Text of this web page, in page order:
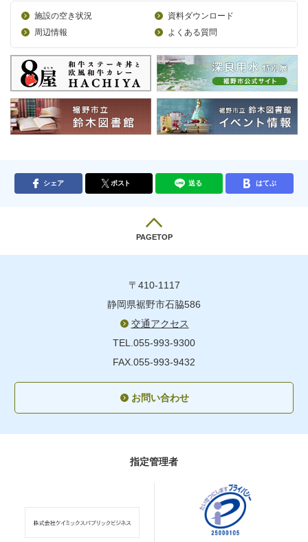
施設の空き状況
資料ダウンロード
周辺情報
よくある質問
シェア ポスト 送る はてぶ
PAGETOP
〒410-1117
静岡県裾野市石脇586
交通アクセス
TEL.055-993-9300
FAX.055-993-9432
お問い合わせ
指定管理者